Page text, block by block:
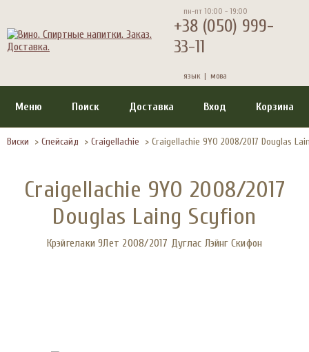
пн-пт 10:00 - 19:00
+38 (050) 999-
33-11
язык | мова
Меню Поиск Доставка Вход Корзина
Виски > Спейсайд > Craigellachie > Craigellachie 9YO 2008/2017 Douglas
Craigellachie 9YO 2008/2017
Douglas Laing Scyfion
Крэйгелаки 9Лет 2008/2017 Дуглас Лэйнг Скифон